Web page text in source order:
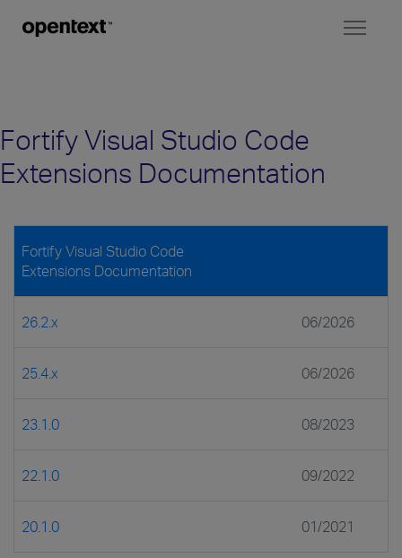
Fortify Visual Studio Code
Extensions Documentation
Fortify Visual Studio Code
Extensions Documentation
26.2.x 06/2026
25.4.x 06/2026
23.1.0 08/2023
22.1.0 09/2022
20.1.0 01/2021